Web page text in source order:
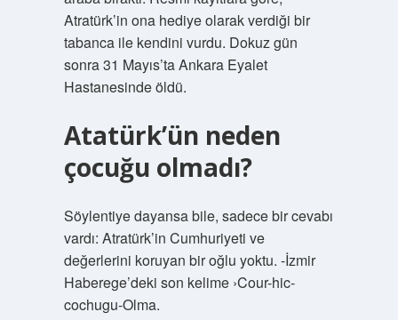
Atratürk’in ona hediye olarak verdiği bir
tabanca ile kendini vurdu. Dokuz gün
sonra 31 Mayıs’ta Ankara Eyalet
Hastanesinde öldü.
Atatürk’ün neden
çocuğu olmadı?
Söylentiye dayansa bile, sadece bir cevabı
vardı: Atratürk’in Cumhuriyeti ve
değerlerini koruyan bir oğlu yoktu. -İzmir
Haberege’deki son kelime ›Cour-hic-
cochugu-Olma.